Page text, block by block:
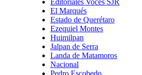
El Marqués
Estado de Querétaro
Ezequiel Montes
Huimilpan
Jalpan de Serra
Landa de Matamoros
Nacional
Pedro Escobedo